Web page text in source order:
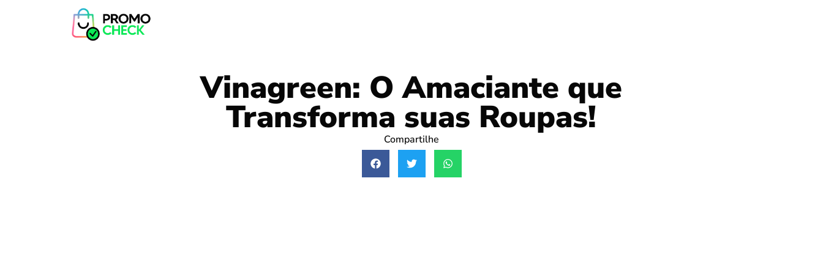
Vinagreen: O Amaciante que
Transforma suas Roupas!
Compartilhe